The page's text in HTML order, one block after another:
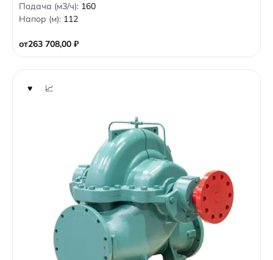
от263 708,00 ₽
u
t
o
5
Подача (м3/ч): 160
Напор (м): 112